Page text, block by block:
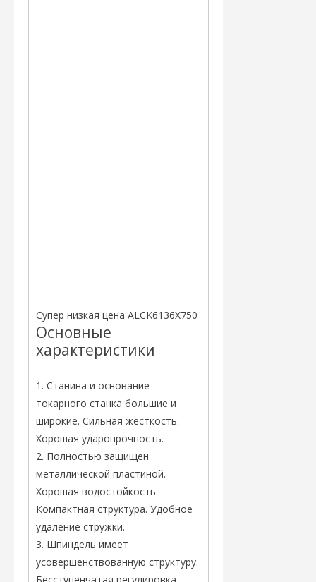
Супер низкая цена ALCK6136X750
Основные
характеристики
1. Станина и основание
токарного станка большие и
широкие. Сильная жесткость.
Хорошая ударопрочность.
2. Полностью защищен
металлической пластиной.
Хорошая водостойкость.
Компактная структура. Удобное
удаление стружки.
3. Шпиндель имеет
усовершенствованную структуру.